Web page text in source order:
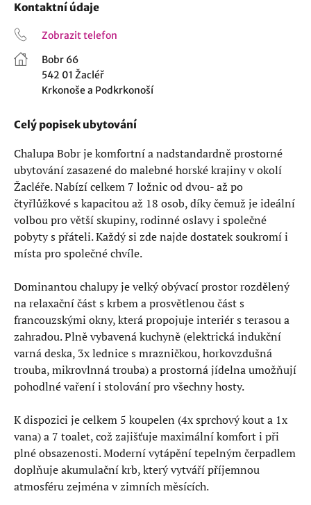
Celý popisek ubytování
Chalupa Bobr je komfortní a nadstandardně prostorné
ubytování zasazené do malebné horské krajiny v okolí
Žacléře. Nabízí celkem 7 ložnic od dvou- až po
čtyřlůžkové s kapacitou až 18 osob, díky čemuž je ideální
volbou pro větší skupiny, rodinné oslavy i společné
pobyty s přáteli. Každý si zde najde dostatek soukromí i
místa pro společné chvíle.
Dominantou chalupy je velký obývací prostor rozdělený
na relaxační část s krbem a prosvětlenou část s
francouzskými okny, která propojuje interiér s terasou a
zahradou. Plně vybavená kuchyně (elektrická indukční
varná deska, 3x lednice s mrazničkou, horkovzdušná
trouba, mikrovlnná trouba) a prostorná jídelna umožňují
pohodlné vaření i stolování pro všechny hosty.
K dispozici je celkem 5 koupelen (4x sprchový kout a 1x
vana) a 7 toalet, což zajišťuje maximální komfort i při
plné obsazenosti. Moderní vytápění tepelným čerpadlem
doplňuje akumulační krb, který vytváří příjemnou
atmosféru zejména v zimních měsících.
Kontaktní údaje
Zobrazit telefon
Bobr 66
542 01 Žacléř
Krkonoše a Podkrkonoší